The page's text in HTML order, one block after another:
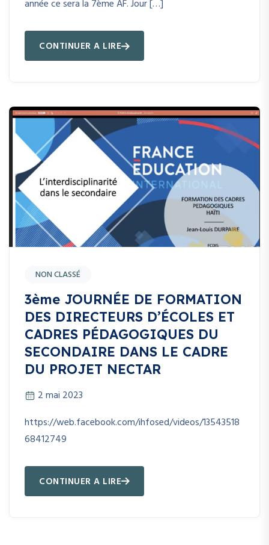
année ce sera la 7ème AF. Jour […]
CONTINUER A LIRE
NON CLASSÉ
3ème JOURNÉE DE FORMATION
DES DIRECTEURS D’ÉCOLES ET
CADRES PÉDAGOGIQUES DU
SECONDAIRE DANS LE CADRE
DU PROJET NECTAR
2 mai 2023
https://web.facebook.com/ihfosed/videos/13543518
68412749
CONTINUER A LIRE